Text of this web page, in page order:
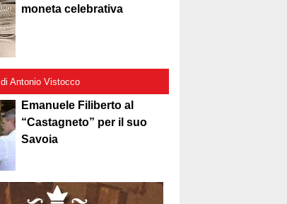
moneta celebrativa
di Antonio Vistocco
Emanuele Filiberto al
“Castagneto” per il suo
Savoia